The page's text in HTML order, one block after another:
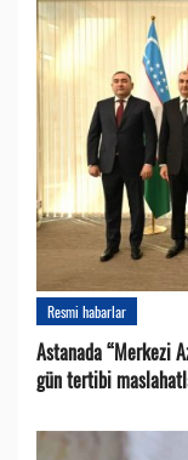
Resmi habarlar
Astanada “Merkezi
gün tertibi